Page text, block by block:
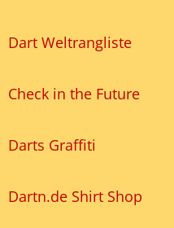
Dart Weltrangliste
Check in the Future
Darts Graffiti
Dartn.de Shirt Shop